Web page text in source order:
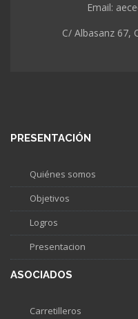
Email:
C/ Albasanz 67,
PRESENTACIÓN
Quiénes somos
Objetivos
Logros
Presentacion
ASOCIADOS
Carretilleros